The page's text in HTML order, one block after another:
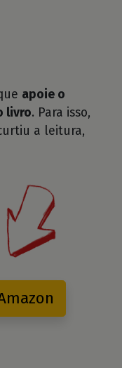
apoie o
livro. Para isso,
a leitura,